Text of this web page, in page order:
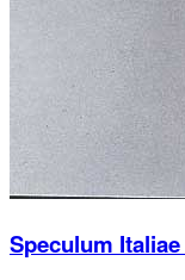
Speculum